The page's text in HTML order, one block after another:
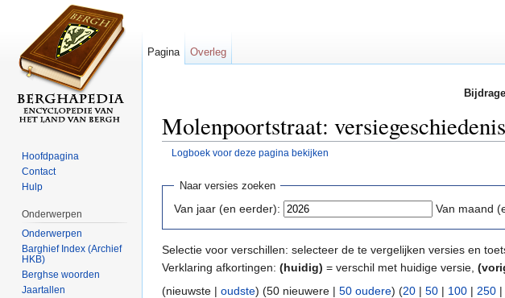
Molenpoortstraat: versiegeschiedenis
Logboek voor deze pagina bekijken
Naar versies zoeken
Van jaar (en eerder): Van maand
Selectie voor verschillen: selecteer de te vergelijken versies en
Verklaring afkortingen: (huidig) = verschil met huidige versie,
(nieuwste | oudste) (50 nieuwere | 50 oudere) (20 | 50 | 100 | 250 |
Pagina Overleg
Hoofdpagina
Contact
Hulp
Onderwerpen
Onderwerpen
Barghief Index (Archief
HKB)
Berghse woorden
Jaartallen